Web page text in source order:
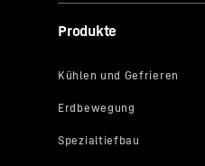
Produkte